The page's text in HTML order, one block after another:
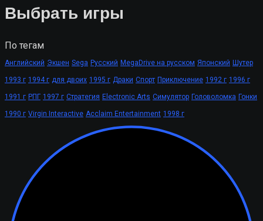
Выбрать игры
По тегам
Английский Экшен Sega Русский MegaDrive на русском Японский Шутер
1993 г 1994 г для двоих 1995 г Драки Спорт Приключение 1992 г 1996 г
1991 г РПГ 1997 г Стратегия Electronic Arts Симулятор Головоломка Гонки
1990 г Virgin Interactive Acclaim Entertainment 1998 г